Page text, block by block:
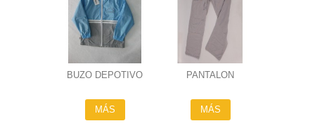
BUZO DEPOTIVO
MÁS
PANTALON
MÁS